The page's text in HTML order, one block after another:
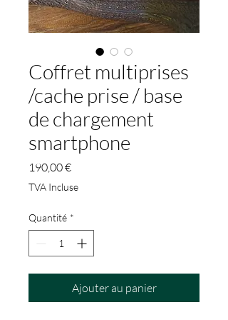
Coffret multiprises
/cache prise / base
de chargement
smartphone
190,00 €Prix
TVA Incluse
Quantité *
Ajouter au panier